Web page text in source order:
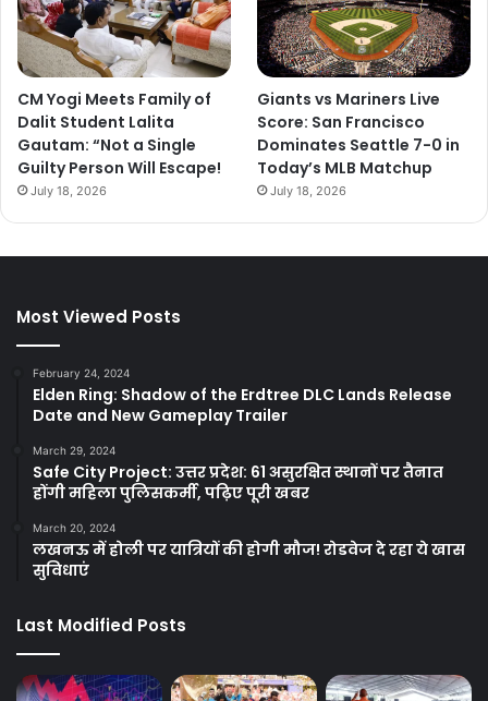
CM Yogi Meets Family of
Dalit Student Lalita
Gautam: “Not a Single
Guilty Person Will Escape!
July 18, 2026
Giants vs Mariners Live
Score: San Francisco
Dominates Seattle 7-0 in
Today’s MLB Matchup
July 18, 2026
Most Viewed Posts
February 24, 2024
Elden Ring: Shadow of the Erdtree DLC Lands Release
Date and New Gameplay Trailer
March 29, 2024
Safe City Project: उत्तर प्रदेश: 61 असुरक्षित स्थानों पर तैनात
होंगी महिला पुलिसकर्मी, पढ़िए पूरी खबर
March 20, 2024
लखनऊ में होली पर यात्रियों की होगी मौज! रोडवेज दे रहा ये खास
सुविधाएं
Last Modified Posts